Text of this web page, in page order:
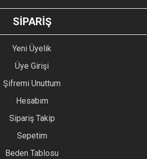
GÖNDER
SİPARİŞ
Yeni Üyelik
Üye Girişi
Şifremi Unuttum
Hesabım
Sipariş Takip
Sepetim
Beden Tablosu